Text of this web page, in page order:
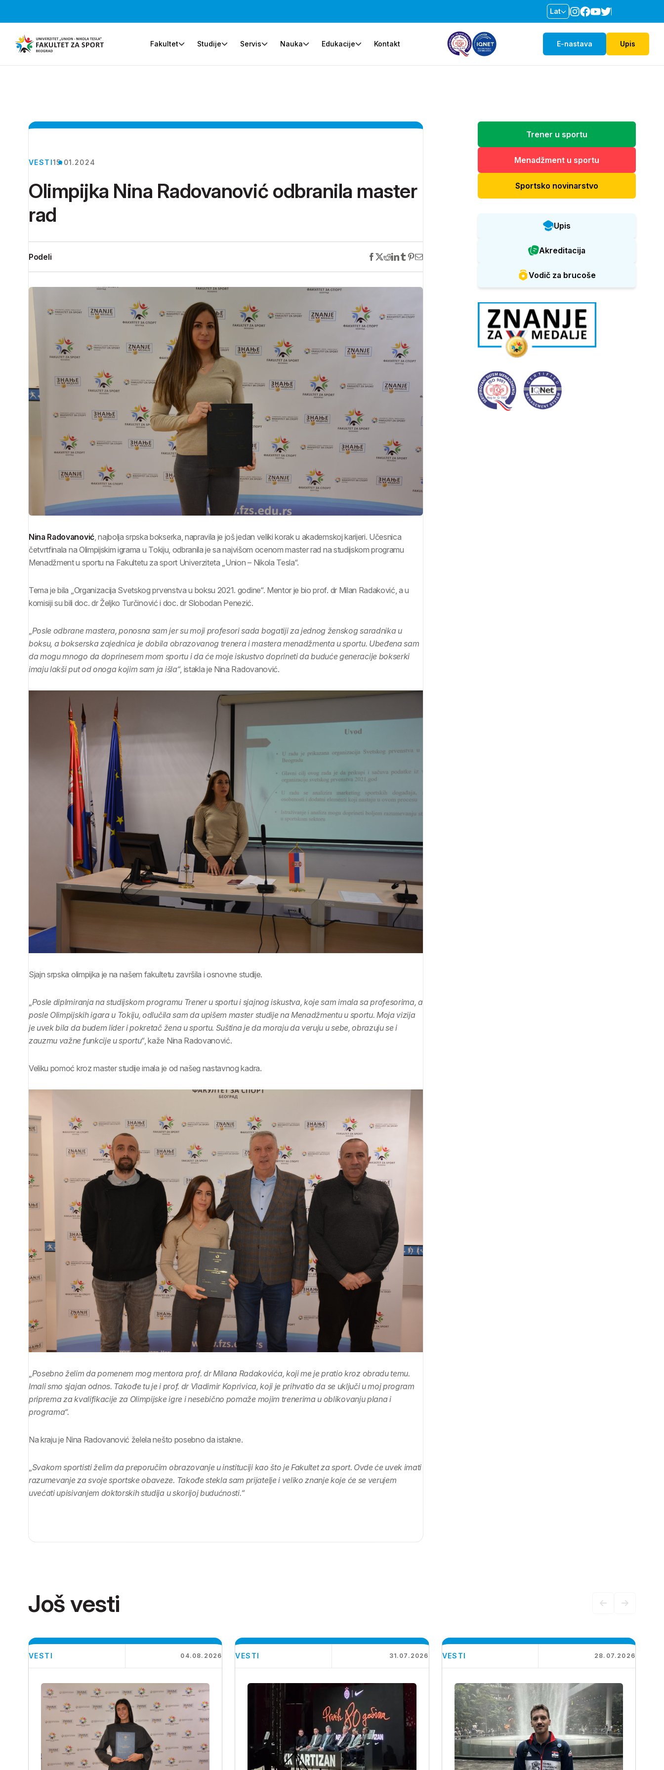
Lat
Fakultet Studije Servis Nauka Edukacije Kontakt E-nastava Upis
VESTI15.01.2024
Olimpijka Nina Radovanović odbranila master
rad
Podeli
Nina Radovanović, najbolja srpska bokserka, napravila je još jedan veliki korak u akademskoj karijeri. Učesnica
četvrtfinala na Olimpijskim igrama u Tokiju, odbranila je sa najvišom ocenom master rad na studijskom programu
Menadžment u sportu na Fakultetu za sport Univerziteta „Union – Nikola Tesla“.
Tema je bila „Organizacija Svetskog prvenstva u boksu 2021. godine“. Mentor je bio prof. dr Milan Radaković, a u
komisiji su bili doc. dr Željko Turčinović i doc. dr Slobodan Penezić.
Posle odbrane mastera, ponosna sam jer su moji profesori sada bogatiji za jednog ženskog saradnika u
boksu, a bokserska zajednica je dobila obrazovanog trenera i mastera menadžmenta u sportu. Ubeđena sam
da mogu mnogo da doprinesem mom sportu i da će moje iskustvo doprineti da buduće generacije bokserki
imaju lakši put od onoga kojim sam ja išla“, istakla je Nina Radovanović.
Sjajn srpska olimpijka je na našem fakultetu završila i osnovne studije.
Posle diplmiranja na studijskom programu Trener u sportu i sjajnog iskustva, koje sam imala sa profesorima, a
posle Olimpijskih igara u Tokiju, odlučila sam da upišem master studije na Menadžmentu u sportu. Moja vizija
je uvek bila da budem lider i pokretač žena u sportu. Suština je da moraju da veruju u sebe, obrazuju se i
zauzmu važne funkcije u sportu“, kaže Nina Radovanović.
Veliku pomoć kroz master studije imala je od našeg nastavnog kadra.
„Posebno želim da pomenem mog mentora prof. dr Milana Radakovića, koji me je pratio kroz obradu temu.
Imali smo sjajan odnos. Takođe tu je i prof. dr Vladimir Koprivica, koji je prihvatio da se uključi u moj program
priprema za kvalifikacije za Olimpijske igre i nesebično pomaže mojim trenerima u oblikovanju plana i
programa“.
Na kraju je Nina Radovanović želela nešto posebno da istakne.
„Svakom sportisti želim da preporučim obrazovanje u instituciji kao što je Fakultet za sport. Ovde će uvek imati
razumevanje za svoje sportske obaveze. Takođe stekla sam prijatelje i veliko znanje koje će se verujem
uvećati upisivanjem doktorskih studija u skorijoj budućnosti.“
Trener u sportu
Menadžment u sportu
Sportsko novinarstvo
Upis
Akreditacija
Vodič za brucoše
Još vesti
VESTI 04.08.2026 VESTI 31.07.2026 VESTI 28.07.2026